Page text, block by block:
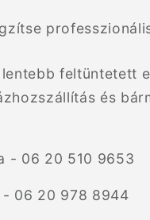
feltüntetett
és
- 06 20 510 9653
- 06 20 978 8944